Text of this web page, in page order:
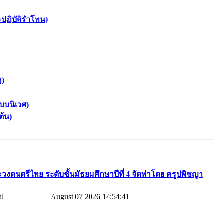
ฏิบัติรำโทน)
)
บนิเวศ)
น)
วงดนตรีไทย​ ระดับชั้นมัธยมศึกษาปีที่​ 4​ จัดทำโดย​ ครูปพิชญา​
August 07 2026 14:54:41